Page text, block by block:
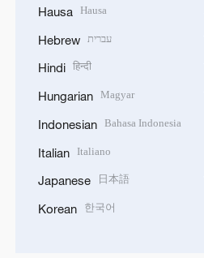
Hausa Hausa
Hebrew עברית
Hindi हिन्दी
Hungarian Magyar
Indonesian Bahasa Indonesia
Italian Italiano
Japanese 日本語
Korean 한국어